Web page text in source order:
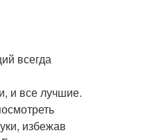
всегда
и все лучшие.
избежав